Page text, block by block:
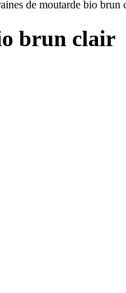
de moutarde bio brun
brun clair